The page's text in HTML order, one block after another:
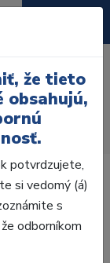
že tieto
obsahujú,
potvrdzujete,
si vedomý (á)
s
odborníkom